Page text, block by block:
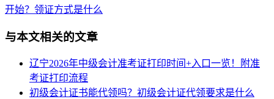
开始？领证方式是什么
与本文相关的文章
辽宁2026年中级会计准考证打印时间+入口一览！附准
考证打印流程
初级会计证书能代领吗？初级会计证代领要求是什么